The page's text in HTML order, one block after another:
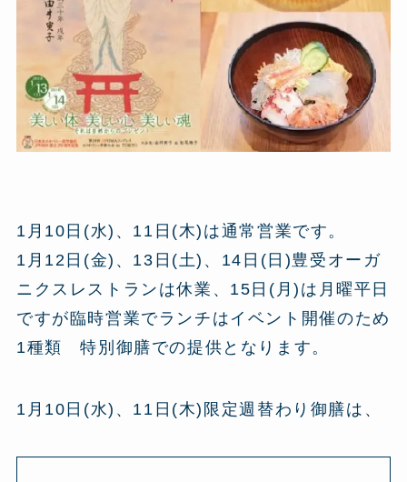
1月10日(水)、11日(木)は通常営業です。
1月12日(金)、13日(土)、14日(日)豊受オーガ
ニクスレストランは休業、15日(月)は月曜平日
ですが臨時営業でランチはイベント開催のため
1種類 特別御膳での提供となります。
1月10日(水)、11日(木)限定週替わり御膳は、